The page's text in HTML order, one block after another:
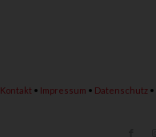
Kontakt • Impressum • Datenschutz•